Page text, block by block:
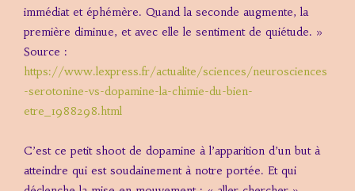
immédiat et éphémère. Quand la seconde augmente, la
première diminue, et avec elle le sentiment de quiétude. »
Source :
https://www.lexpress.fr/actualite/sciences/neurosciences
-serotonine-vs-dopamine-la-chimie-du-bien-
etre_1988298.html
C’est ce petit shoot de dopamine à l’apparition d’un but à
atteindre qui est soudainement à notre portée. Et qui